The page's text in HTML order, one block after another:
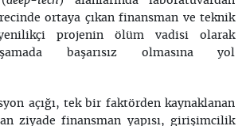
ortaya çıkan finansman ve teknik
projenin ölüm vadisi olarak
başarısız olmasına yol
açığı, tek bir faktörden kaynaklanan
ziyade finansman yapısı, girişimcilik